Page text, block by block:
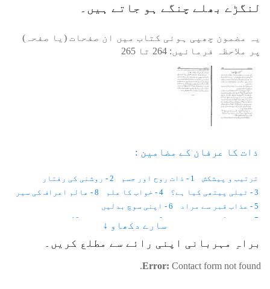
لنگڑے بھلے چنگے ہو جاتے ہیں۔
یہ مضمون چھپی ہوئی کتاب میں ان صفحات (یا صفحہ)
پر ملاحظہ فرمائیں: 264 تا 265
ذات کا عرفان کے مضامین :
ترتیب و پیشکش 1 - ذات روح اور جسم
2 - روشنی کی رفتار
3 - ٹیلی پیتھی کیا ہے؟
4 - خواب کا علم
8 - عالم اعراف کی سیر
5 - عذاب قبر سے مراد
6 - اپنی سوچ بدلیں
7 - دنیا آخرت کی کھیتی
9 - اللہ کو پہچانئے
10 - اللہ کا امین
13 - تعویذ اور ہندسے کیا کام کرتے ہیں؟
15 - جنات کی حقیقت
سارے دکھاو ↓
براہِ مہربانی اپنی رائے سے مطلع کریں۔
Error: Contact form not found.